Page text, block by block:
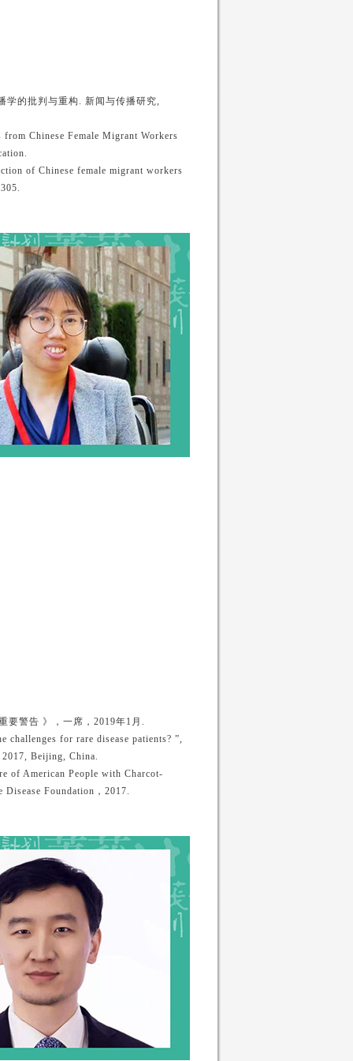
的批判与重构. 新闻与传播研究,
Chinese Female Migrant Workers
of Chinese female migrant workers
警告 》，一席，2019年1月.
challenges for rare disease patients? ”,
Beijing, China.
of American People with Charcot-
Foundation，2017.